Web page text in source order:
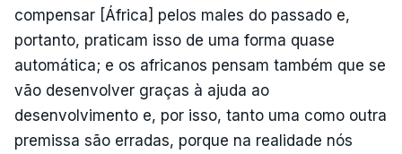
compensar [África] pelos males do passado e,
portanto, praticam isso de uma forma quase
automática; e os africanos pensam também que se
vão desenvolver graças à ajuda ao
desenvolvimento e, por isso, tanto uma como outra
premissa são erradas, porque na realidade nós